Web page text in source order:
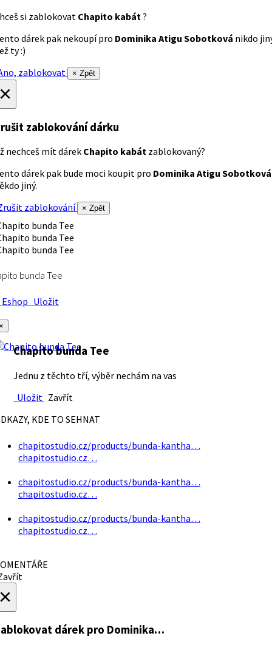
si zablokovat Chapito kabát ?
dárek pak nekoupí pro Dominika Atigu Sobotková nikdo
ty :)
zablokovat
× Zpět
zablokování dárku
nechceš mít dárek Chapito kabát zablokovaný?
dárek pak bude moci koupit pro Dominika Atigu Sobotková
jiný.
zablokování
× Zpět
bunda Tee
Uložit
Chapito bunda Tee
Jednu z těchto tří, výběr nechám na vas
Uložit Zavřít
KDE TO SEHNAT
chapitostudio.cz/products/bunda-kantha…
chapitostudio.cz…
chapitostudio.cz/products/bunda-kantha…
chapitostudio.cz…
chapitostudio.cz/products/bunda-kantha…
chapitostudio.cz…
dárek pro Dominika…